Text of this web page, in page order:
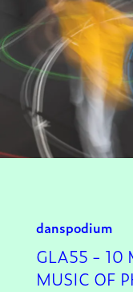
danspodium
GLA55 - 10
MUSIC OF